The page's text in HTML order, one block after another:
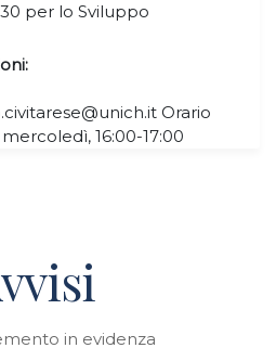
per lo Sviluppo
Orario
16:00-17:00
in evidenza